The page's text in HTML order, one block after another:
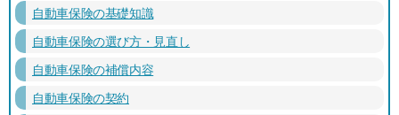
自動車保険の基礎知識
自動車保険の選び方・見直し
自動車保険の補償内容
自動車保険の契約